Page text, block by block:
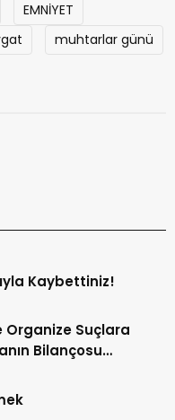
EMNİYET
muhtarlar günü
Kaybettiniz!
Organize Suçlara
Bilançosu